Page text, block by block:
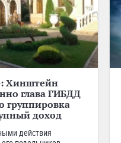
Хинштейн
глава ГИБДД
группировка
доход
действия